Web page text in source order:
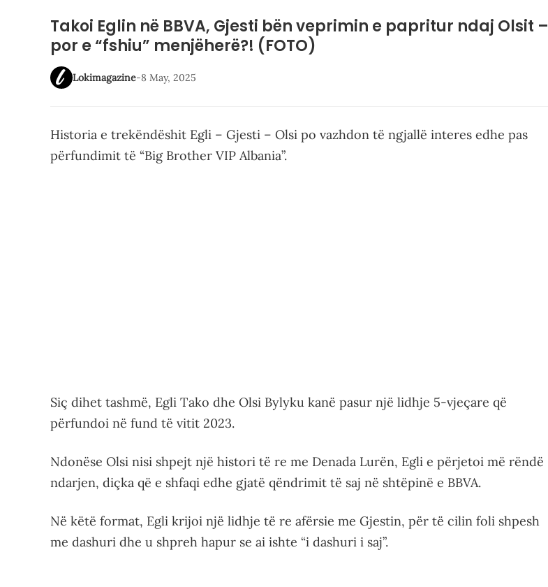
Takoi Eglin në BBVA, Gjesti bën veprimin e papritur ndaj Olsit –
por e “fshiu” menjëherë?! (FOTO)
Lokimagazine-8 May, 2025
Historia e trekëndëshit Egli – Gjesti – Olsi po vazhdon të ngjallë interes edhe pas
përfundimit të “Big Brother VIP Albania”.
Siç dihet tashmë, Egli Tako dhe Olsi Bylyku kanë pasur një lidhje 5-vjeçare që
përfundoi në fund të vitit 2023.
Ndonëse Olsi nisi shpejt një histori të re me Denada Lurën, Egli e përjetoi më rëndë
ndarjen, diçka që e shfaqi edhe gjatë qëndrimit të saj në shtëpinë e BBVA.
Në këtë format, Egli krijoi një lidhje të re afërsie me Gjestin, për të cilin foli shpesh
me dashuri dhe u shpreh hapur se ai ishte “i dashuri i saj”.